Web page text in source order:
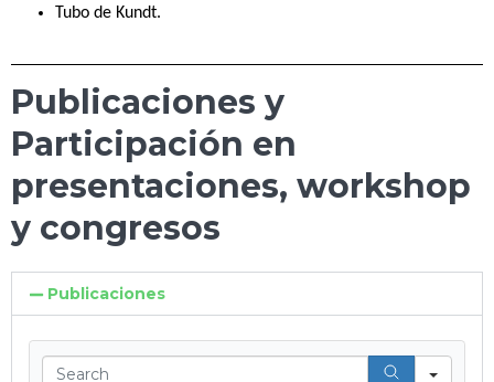
Tubo de Kundt.
Publicaciones y
Participación en
presentaciones, workshop
y congresos
Publicaciones